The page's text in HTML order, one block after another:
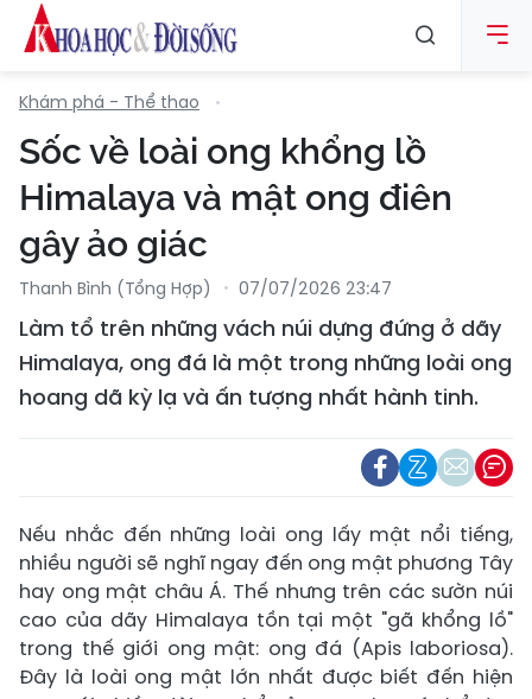
Khám phá - Thể thao
Sốc về loài ong khổng lồ
Himalaya và mật ong điên
gây ảo giác
Thanh Bình (tổng Hợp) 07/07/2026 23:47
Làm tổ trên những vách núi dựng đứng ở dãy
Himalaya, ong đá là một trong những loài ong
hoang dã kỳ lạ và ấn tượng nhất hành tinh.
Nếu nhắc đến những loài ong lấy mật nổi tiếng,
nhiều người sẽ nghĩ ngay đến ong mật phương Tây
hay ong mật châu Á. Thế nhưng trên các sườn núi
cao của dãy Himalaya tồn tại một "gã khổng lồ"
trong thế giới ong mật: ong đá (Apis laboriosa).
Đây là loài ong mật lớn nhất được biết đến hiện